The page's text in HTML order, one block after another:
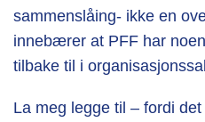
sammenslåing- ikke en
innebærer at PFF har
tilbake til i
La meg legge til – fordi